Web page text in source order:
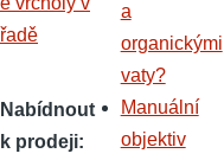
Nabídnout
k prodeji
a
organickými
vaty?
Manuální
objektiv